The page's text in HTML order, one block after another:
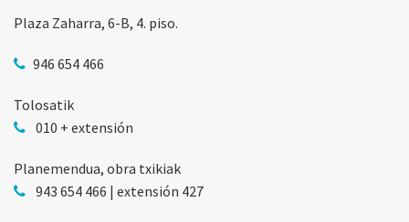
Plaza Zaharra, 6-B, 4. piso.
946 654 466
Tolosatik
010 + extensión
Planemendua, obra txikiak
943 654 466 | extensión 427